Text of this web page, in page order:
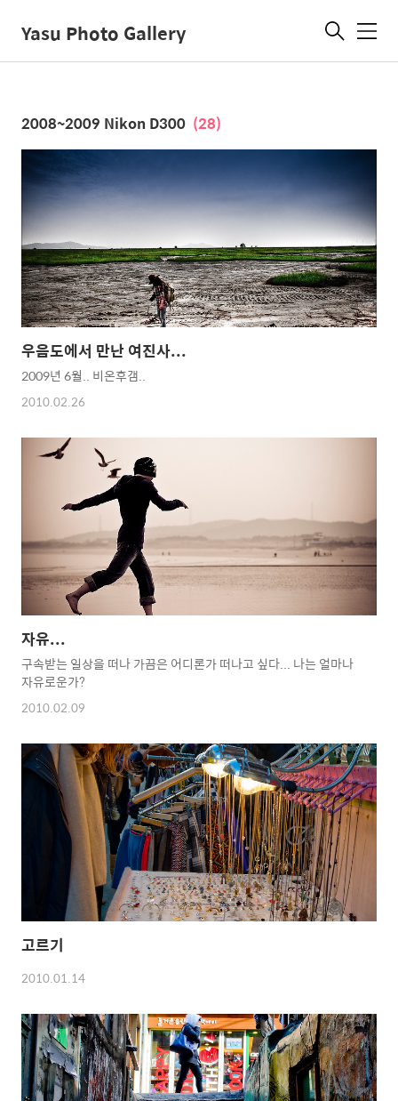
Yasu Photo Gallery 메
2008~2009 Nikon D300 (28)
우음도에서 만난 여진사...
2009년 6월.. 비온후갬..
2010.02.26
자유...
구속받는 일상을 떠나 가끔은 어디론가 떠나고 싶다... 나는 얼마나
자유로운가?
2010.02.09
고르기
2010.01.14